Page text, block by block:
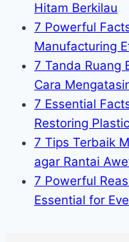
Hitam Berkilau
7 Powerful
Manufacturing
7 Tanda Ruang
Cara
7 Essential
Restoring
7 Tips Terbaik
agar Rantai
7 Powerful
Essential for